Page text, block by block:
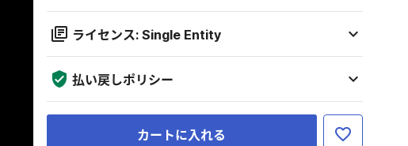
ライセンス: Single Entity
払い戻しポリシー
カートに入れる